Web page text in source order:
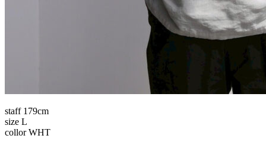
staff 179cm
size L
collor WHT